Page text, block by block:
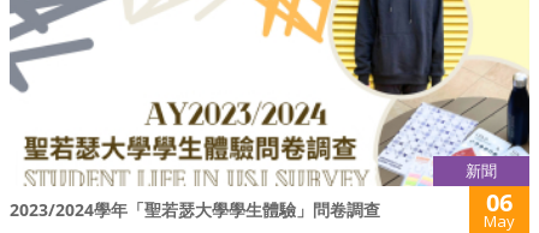
新聞
2023/2024學年「聖若瑟大學學生體驗」問卷調查 06
May